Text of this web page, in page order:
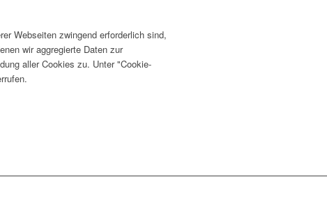
Webseiten zwingend erforderlich sind,
wir aggregierte Daten zur
aller Cookies zu. Unter "Cookie-